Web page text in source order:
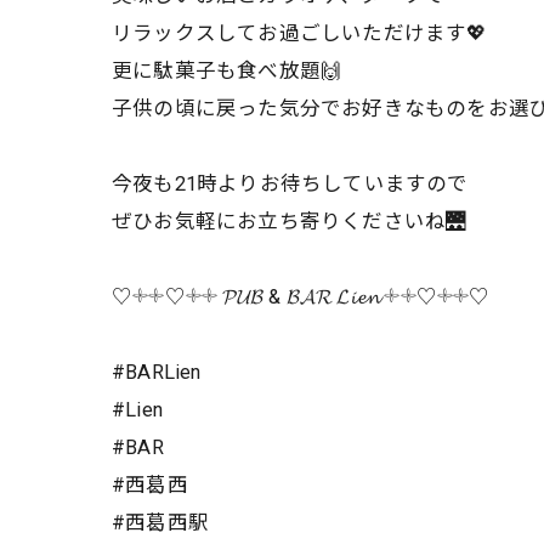
リラックスしてお過ごしいただけます💖
更に駄菓子も食べ放題🙌
子供の頃に戻った気分でお好きなものをお選
今夜も21時よりお待ちしていますので
ぜひお気軽にお立ち寄りくださいね🌉
♡𓇬𓇬♡𓇬𓇬 𝓟𝓤𝓑 & 𝓑𝓐𝓡 𝓛𝓲𝓮𝓷 𓇬𓇬♡𓇬𓇬♡
#BARLien
#Lien
#BAR
#西葛西
#西葛西駅